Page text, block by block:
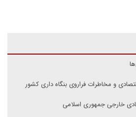
و مخاطرات فراروی بنگاه داری کشور
خارجی جمهوری اسلامی